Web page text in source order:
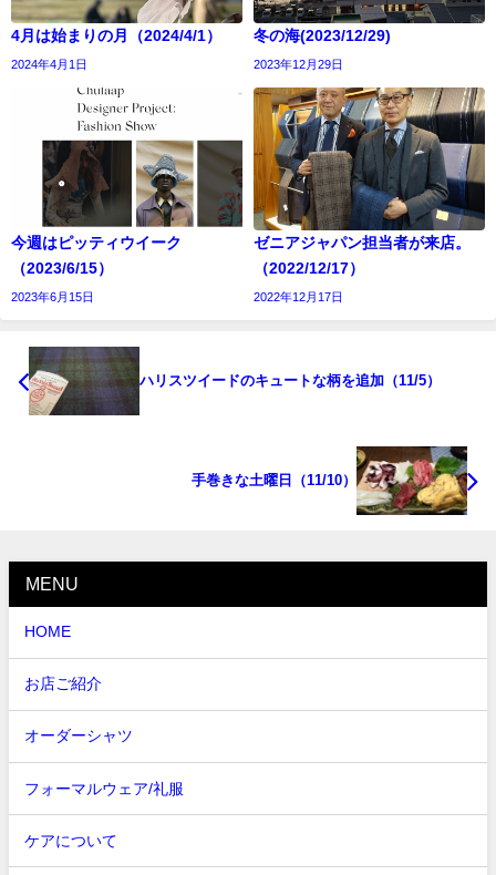
4月は始まりの月（2024/4/1）
2024年4月1日
冬の海(2023/12/29)
2023年12月29日
今週はピッティウイーク
（2023/6/15）
2023年6月15日
ゼニアジャパン担当者が来店。
（2022/12/17）
2022年12月17日
ハリスツイードのキュートな柄を追加（11/5）
手巻きな土曜日（11/10）
MENU
HOME
お店ご紹介
オーダーシャツ
フォーマルウェア/礼服
ケアについて